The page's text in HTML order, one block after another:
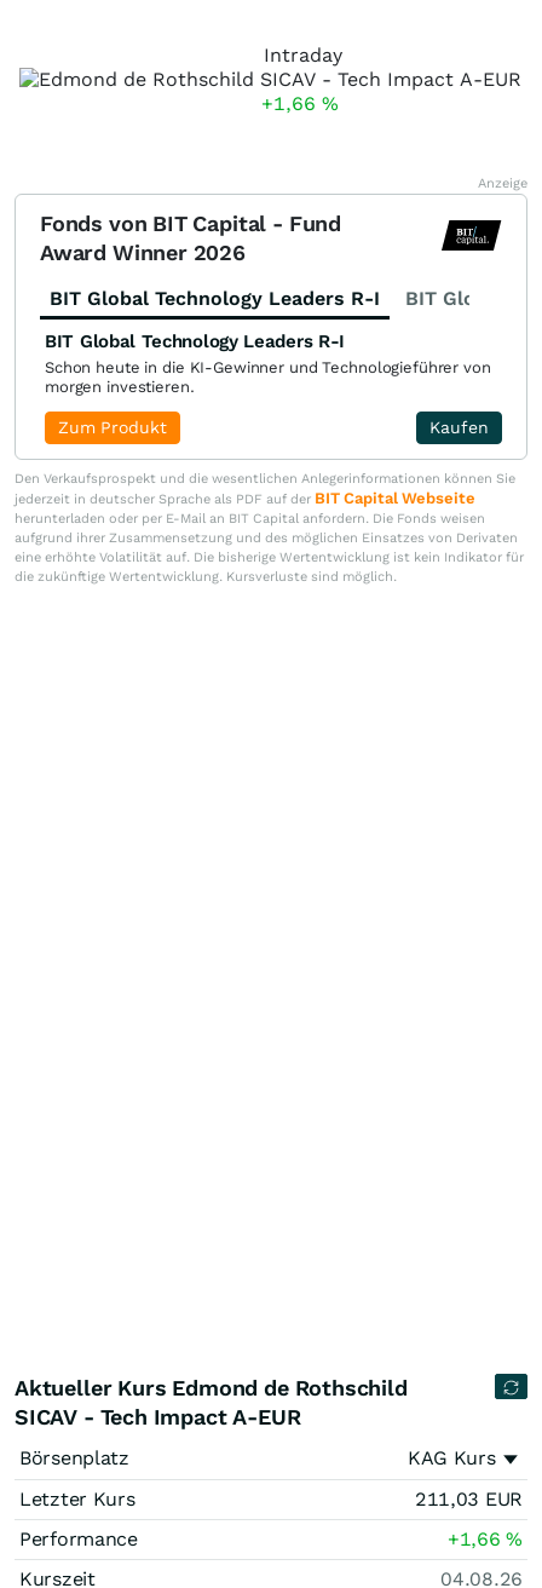
Intraday
+1,66 %
Anzeige
Fonds von BIT Capital - Fund
Award Winner 2026
BIT Global Technology Leaders R-I BIT Global
BIT Global Technology Leaders R-I
Schon heute in die KI-Gewinner und Technologieführer von
morgen investieren.
Kaufen
Zum Produkt
Den Verkaufsprospekt und die wesentlichen Anlegerinformationen können Sie
jederzeit in deutscher Sprache als PDF auf der BIT Capital Webseite
herunterladen oder per E-Mail an BIT Capital anfordern. Die Fonds weisen
aufgrund ihrer Zusammensetzung und des möglichen Einsatzes von Derivaten
eine erhöhte Volatilität auf. Die bisherige Wertentwicklung ist kein Indikator für
die zukünftige Wertentwicklung. Kursverluste sind möglich.
Aktueller Kurs Edmond de Rothschild
SICAV - Tech Impact A-EUR
Börsenplatz
KAG Kurs
Letzter Kurs
211,03 EUR
Performance
+1,66%
Kurszeit
04.08.26